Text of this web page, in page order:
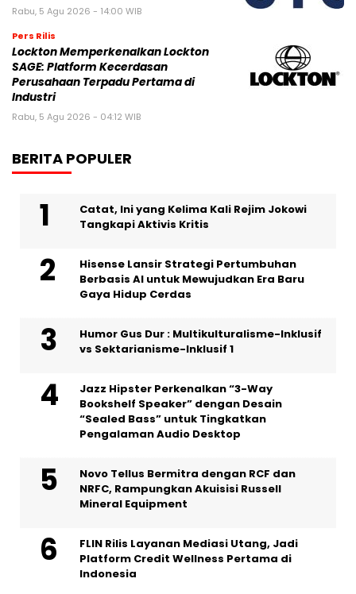
Rabu, 5 Agu 2026 - 14:00 WIB
Pers Rilis
Lockton Memperkenalkan Lockton
SAGE: Platform Kecerdasan
Perusahaan Terpadu Pertama di
Industri
Rabu, 5 Agu 2026 - 04:12 WIB
BERITA POPULER
Catat, Ini yang Kelima Kali Rejim Jokowi
Tangkapi Aktivis Kritis
Hisense Lansir Strategi Pertumbuhan
Berbasis AI untuk Mewujudkan Era Baru
Gaya Hidup Cerdas
Humor Gus Dur : Multikulturalisme-Inklusif
vs Sektarianisme-Inklusif 1
Jazz Hipster Perkenalkan “3-Way
Bookshelf Speaker” dengan Desain
“Sealed Bass” untuk Tingkatkan
Pengalaman Audio Desktop
Novo Tellus Bermitra dengan RCF dan
NRFC, Rampungkan Akuisisi Russell
Mineral Equipment
FLIN Rilis Layanan Mediasi Utang, Jadi
Platform Credit Wellness Pertama di
Indonesia